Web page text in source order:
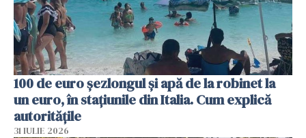
100 de euro șezlongul și apă de la robinet la
un euro, în stațiunile din Italia. Cum explică
autoritățile
31 IULIE 2026